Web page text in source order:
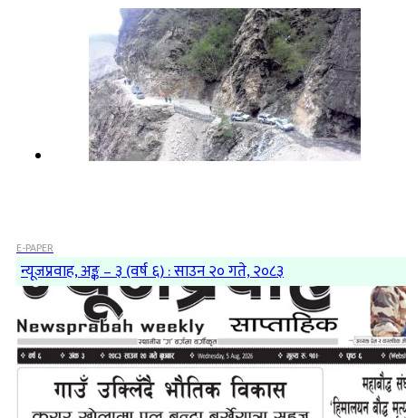
E-PAPER
न्यूजप्रवाह, अङ्क – ३ (वर्ष ६) : साउन २० गते, २०८३